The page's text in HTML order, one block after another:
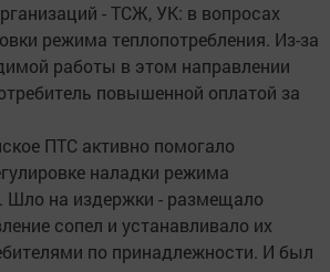
- ТСЖ, УК: в вопросах
режима теплопотребления. Из-за
работы в этом направлении
повышенной оплатой за
ПТС активно помогало
наладки режима
Шло на издержки - размещало
сопел и устанавливало их
по принадлежности. И был